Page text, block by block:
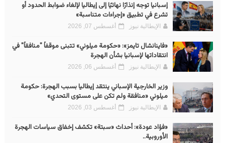
إسبانيا توجه إنذارًا نهائيًا إلى إيطاليا لإلغاء ضوابط الحدود أو
تشرع في تطبيق «إجراءات متناسبة»
الإيطالية نيوز أغسطس 07, 2026
«فاينانشال تايمز»: «حكومة ميلوني» تتبنى موقفاً "منافقاً" في
انتقاداتها لإسبانيا بشأن الهجرة
الإيطالية نيوز أغسطس 06, 2026
وزير الخارجية الإسباني ينتقد إيطاليا بسبب الهجرة: حكومة
ميلوني «منافقة ولم تكن على مستوى التحدي»
الإيطالية نيوز أغسطس 03, 2026
«فؤاد عودة»: أحداث «سبتة» تكشف إخفاق سياسات الهجرة
الأوروبية..